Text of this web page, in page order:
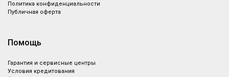
Вспениватель молока, Малая
бытовая техника
Политика конфиденциальности
Публичная оферта
Помощь
Гарантия и сервисные центры
Условия кредитования